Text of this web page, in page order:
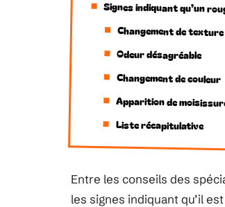
Signes indiquant qu’un
Changement de texture
Odeur désagréable
Changement de couleur
Apparition de
Liste récapitulative
Entre les conseils des
les signes indiquant qu’il